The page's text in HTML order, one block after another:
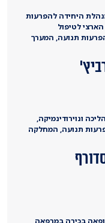
היחידה להפרעות
לטיפול
תנועה, המערך
ונוירודינמיקה,
תנועה, המחלקה